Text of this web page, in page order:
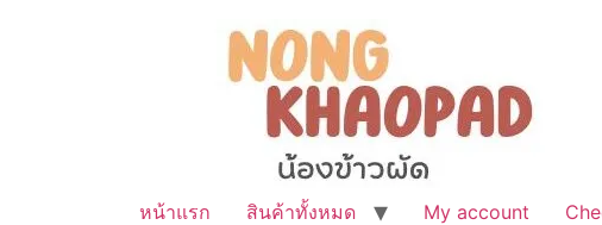
หน้าแรก สินค้าทั้งหมด My account